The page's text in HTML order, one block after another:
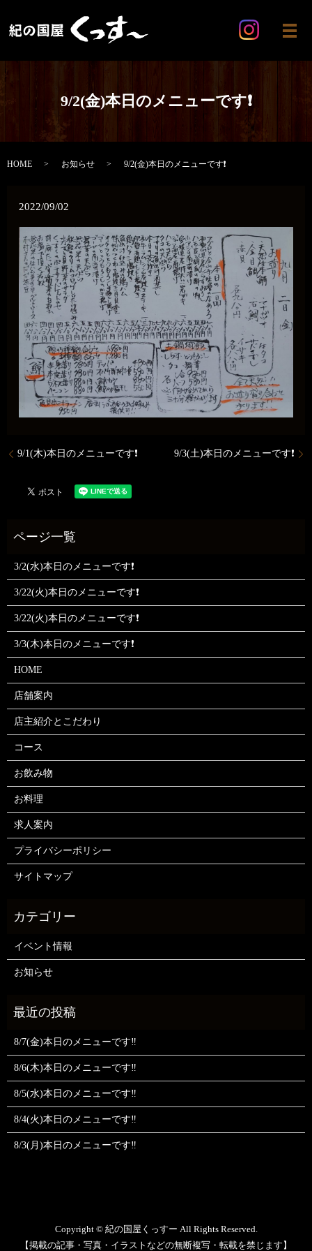
メ
9/2(金)本日のメニューです❗
HOME お知らせ 9/2(金)本日のメニューです❗
2022/09/02
9/1(木)本日のメニューです❗ 9/3(土)本日のメニューです❗
3/2(水)本日のメニューです❗
3/22(火)本日のメニューです❗
3/22(火)本日のメニューです❗
3/3(木)本日のメニューです❗
HOME
店舗案内
店主紹介とこだわり
コース
お飲み物
お料理
求人案内
プライバシーポリシー
サイトマップ
イベント情報
お知らせ
8/7(金)本日のメニューです‼️
8/6(木)本日のメニューです‼️
8/5(水)本日のメニューです‼️
8/4(火)本日のメニューです‼️
8/3(月)本日のメニューです‼️
Copyright © 紀の国屋くっすー All Rights Reserved.
【掲載の記事・写真・イラストなどの無断複写・転載を禁じます】